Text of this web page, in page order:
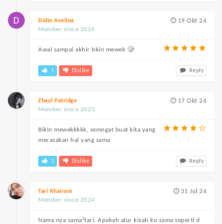
19 Okt 24
Didin Avelina
Member since 2024
Awal sampai akhir bkin mewek 🥲
1 Dislike Reply
17 Okt 24
Zhayl Patridge
Member since 2023
Bikin mewekkkkk, semngat buat kita yang
merasakan hal yang sama
1 Dislike Reply
31 Jul 24
Tari Khairani
Member since 2024
Nama nya sama²tari. Apakah alur kisah ku sama seperti d